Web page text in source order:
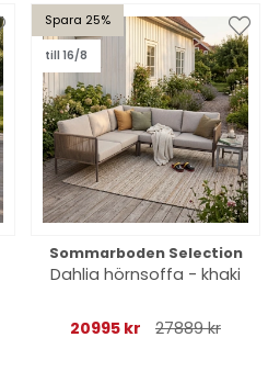
Spara 25%
till 16/8
Sommarboden Selection
Dahlia hörnsoffa - khaki
20995 kr 27889 kr